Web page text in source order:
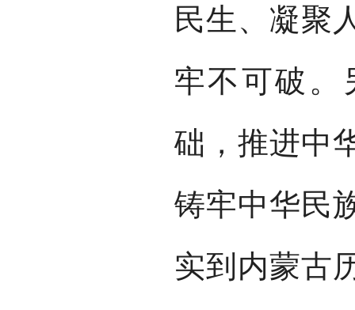
民生、凝聚
牢不可破。
础，推进中
铸牢中华民
实到内蒙古